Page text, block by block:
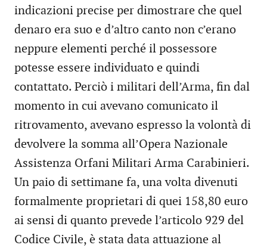
indicazioni precise per dimostrare che quel
denaro era suo e d’altro canto non c’erano
neppure elementi perché il possessore
potesse essere individuato e quindi
contattato. Perciò i militari dell’Arma, fin dal
momento in cui avevano comunicato il
ritrovamento, avevano espresso la volontà di
devolvere la somma all’Opera Nazionale
Assistenza Orfani Militari Arma Carabinieri.
Un paio di settimane fa, una volta divenuti
formalmente proprietari di quei 158,80 euro
ai sensi di quanto prevede l’articolo 929 del
Codice Civile, è stata data attuazione al